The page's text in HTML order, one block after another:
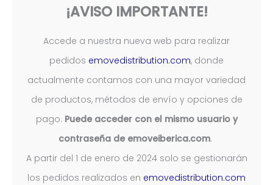
¡AVISO IMPORTANTE!
Accede a nuestra nueva web para realizar
pedidos emovedistribution.com, donde
actualmente contamos con una mayor variedad
de productos, métodos de envío y opciones de
pago. Puede acceder con el mismo usuario y
contraseña de emoveiberica.com.
A partir del 1 de enero de 2024 solo se gestionarán
los pedidos realizados en emovedistribution.com